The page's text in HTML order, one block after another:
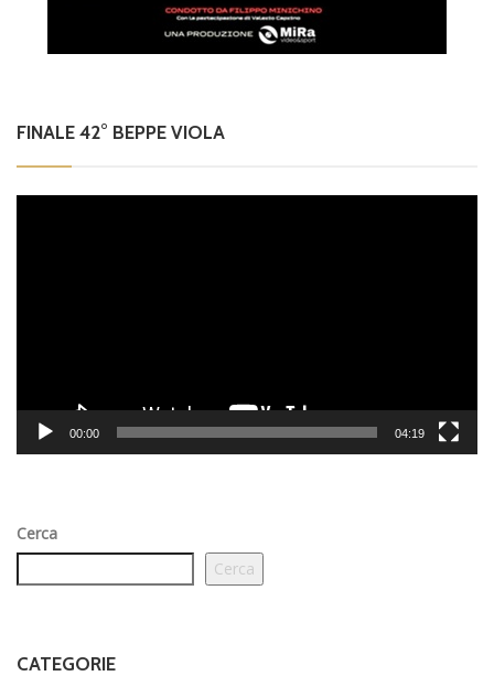
FINALE 42° BEPPE VIOLA
00:00 04:19
Cerca
Cerca
CATEGORIE